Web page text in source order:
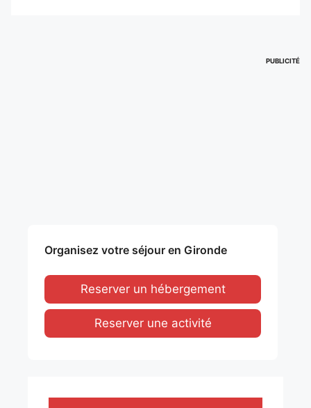
PUBLICITÉ
Organisez votre séjour en Gironde
Reserver un hébergement
Reserver une activité